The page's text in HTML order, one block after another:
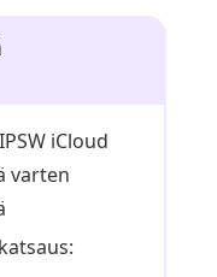
iCloud
varten